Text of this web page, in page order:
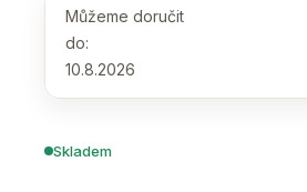
Skladem
Můžeme doručit
do:
10.8.2026